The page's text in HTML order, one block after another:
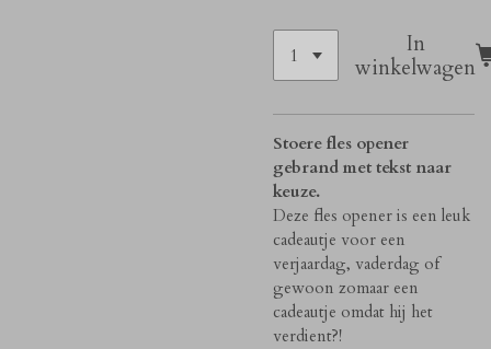
In
winkelwagen
Stoere fles opener
gebrand met tekst naar
keuze.
Deze fles opener is een leuk
cadeautje voor een
verjaardag, vaderdag of
gewoon zomaar een
cadeautje omdat hij het
verdient?!